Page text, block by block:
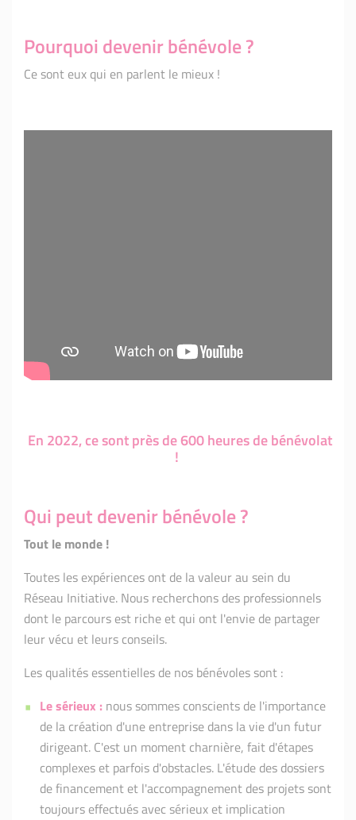
Pourquoi devenir bénévole ?
Ce sont eux qui en parlent le mieux !
En 2022, ce sont près de 600 heures de bénévolat
!
Qui peut devenir bénévole ?
Tout le monde !
Toutes les expériences ont de la valeur au sein du
Réseau Initiative. Nous recherchons des professionnels
dont le parcours est riche et qui ont l'envie de partager
leur vécu et leurs conseils.
Les qualités essentielles de nos bénévoles sont :
Le sérieux : nous sommes conscients de l'importance
de la création d'une entreprise dans la vie d'un futur
dirigeant. C'est un moment charnière, fait d'étapes
complexes et parfois d'obstacles. L'étude des dossiers
de financement et l'accompagnement des projets sont
toujours effectués avec sérieux et implication